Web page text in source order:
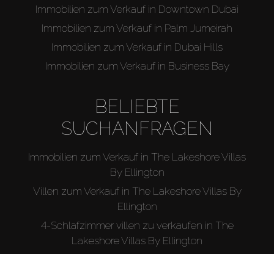
Immobilien zum Verkauf in Downtown Dubai
Immobilien zum Verkauf in Palm Jumeirah
Immobilien zum Verkauf in Dubai Hills
Immobilien zum Verkauf in Business Bay
BELIEBTE
SUCHANFRAGEN
Immobilien zum Verkauf in The Lakeshore Villas
By Ellington
Villen zum Verkauf in The Lakeshore Villas By
Ellington
4-Schlafzimmer villen zu verkaufen in The
Lakeshore Villas By Ellington